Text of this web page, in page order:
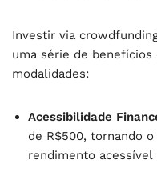
Investir via
uma série de
modalidades:
Acessibilidade
de R$500, tornando
rendimento acessível